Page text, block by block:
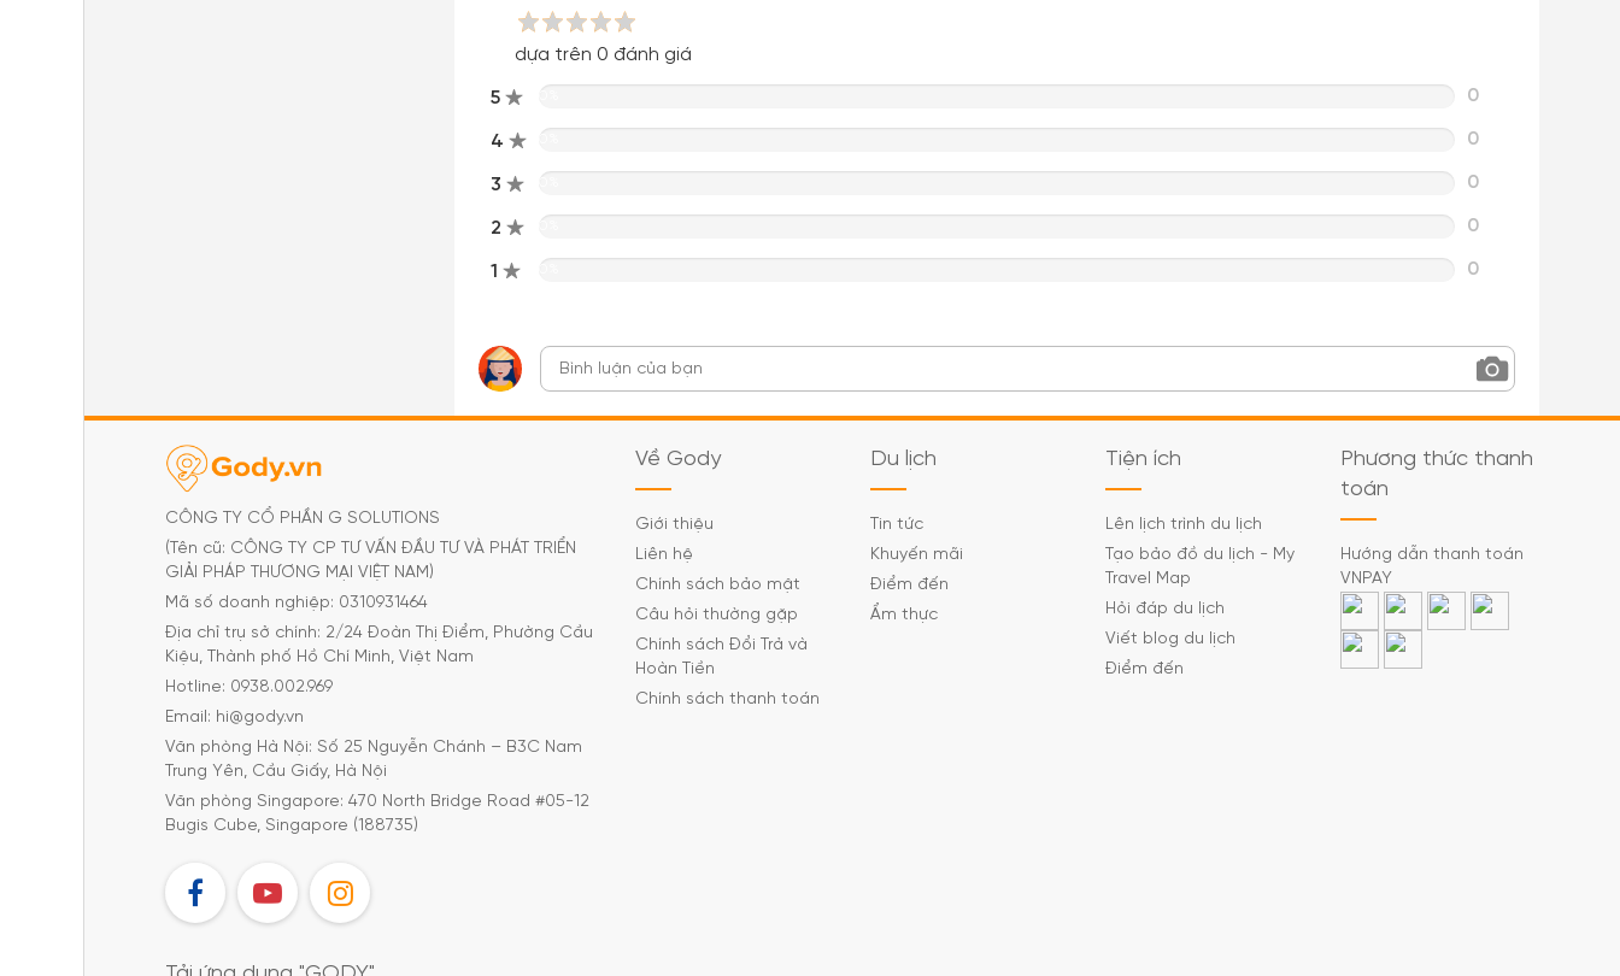
dựa trên 0 đánh giá
5 0
4 0
3 0
2 0
1 0
CÔNG TY CỔ PHẦN G SOLUTIONS
(Tên cũ: CÔNG TY CP TƯ VẤN ĐẦU TƯ VÀ PHÁT TRIỂN
GIẢI PHÁP THƯƠNG MẠI VIỆT NAM)
Mã số doanh nghiệp: 0310931464
Địa chỉ trụ sở chính: 2/24 Đoàn Thị Điểm, Phường Cầu
Kiệu, Thành phố Hồ Chí Minh, Việt Nam
Hotline: 0938.002.969
Email: hi@gody.vn
Văn phòng Hà Nội: Số 25 Nguyễn Chánh – B3C Nam
Trung Yên, Cầu Giấy, Hà Nội
Văn phòng Singapore: 470 North Bridge Road #05-12
Bugis Cube, Singapore (188735)
FB YT IG
Về Gody
Giới thiệu
Liên hệ
Chính sách bảo mật
Câu hỏi thường gặp
Chính sách Đổi Trả và
Hoàn Tiền
Chính sách thanh toán
Du lịch
Tin tức
Khuyến mãi
Điểm đến
Ẩm thực
Tiện ích
Lên lịch trình du lịch
Tạo bảo đồ du lịch - My
Travel Map
Hỏi đáp du lịch
Viết blog du lịch
Điểm đến
Phương thức thanh
toán
Hướng dẫn thanh toán
VNPAY